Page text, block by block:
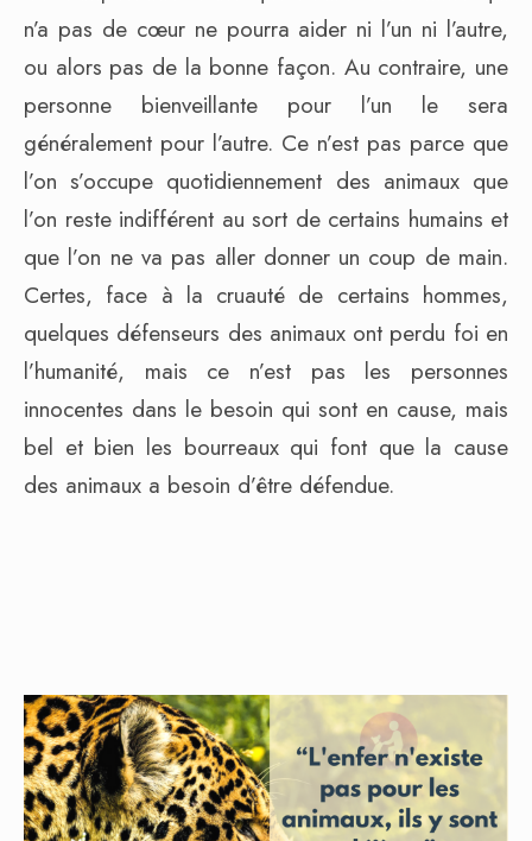
n’a pas de cœur ne pourra aider ni l’un ni l’autre,
ou alors pas de la bonne façon. Au contraire, une
personne bienveillante pour l’un le sera
généralement pour l’autre. Ce n’est pas parce que
l’on s’occupe quotidiennement des animaux que
l’on reste indifférent au sort de certains humains et
que l’on ne va pas aller donner un coup de main.
Certes, face à la cruauté de certains hommes,
quelques défenseurs des animaux ont perdu foi en
l’humanité, mais ce n’est pas les personnes
innocentes dans le besoin qui sont en cause, mais
bel et bien les bourreaux qui font que la cause
des animaux a besoin d’être défendue.